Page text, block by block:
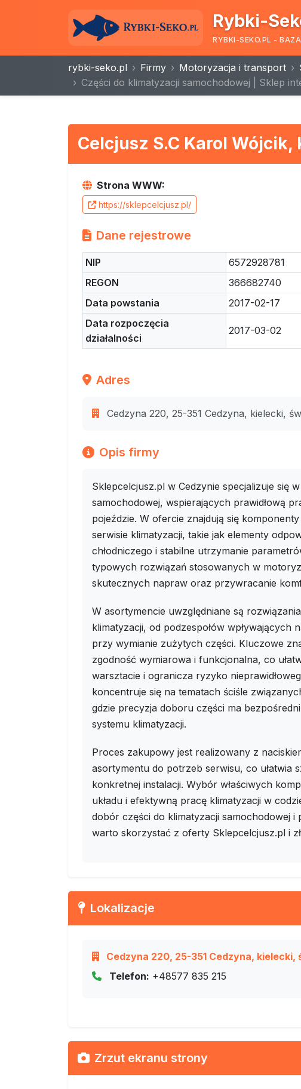
Rybki-
RYBKI-SEKO.PL -
rybki-seko.pl Firmy Motoryzacja i transport
Części do klimatyzacji samochodowej | Sklep
Celcjusz S.C Karol
Strona WWW:
https://sklepcelcjusz.pl/
Dane rejestrowe
NIP
6572928781
REGON
366682740
Data powstania
2017-02-17
Data rozpoczęcia
działalności
2017-03-02
Adres
Cedzyna 220, 25-351 Cedzyna, kielecki,
Opis firmy
Sklepcelcjusz.pl w Cedzynie specjalizuje się
samochodowej, wspierających prawidłową
pojeździe. W ofercie znajdują się
serwisie klimatyzacji, takie jak elementy
chłodniczego i stabilne utrzymanie
typowych rozwiązań stosowanych w
skutecznych napraw oraz przywracanie
W asortymencie uwzględniane są
klimatyzacji, od podzespołów wpływających
przy wymianie zużytych części. Kluczowe
zgodność wymiarowa i funkcjonalna, co
warsztacie i ogranicza ryzyko
koncentruje się na tematach ściśle
gdzie precyzja doboru części ma
systemu klimatyzacji.
Proces zakupowy jest realizowany z
asortymentu do potrzeb serwisu, co ułatwia
konkretnej instalacji. Wybór właściwych
układu i efektywną pracę klimatyzacji w
dobór części do klimatyzacji samochodowej
warto skorzystać z oferty Sklepcelcjusz.pl i
Lokalizacje
Cedzyna 220, 25-351 Cedzyna,
Telefon: +48577 835 215
Zrzut ekranu strony